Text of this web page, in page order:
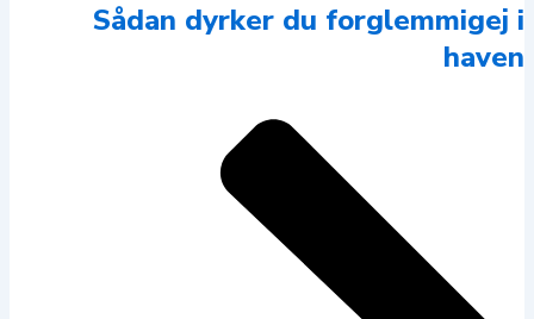
Sådan dyrker du forglemmigej i
haven